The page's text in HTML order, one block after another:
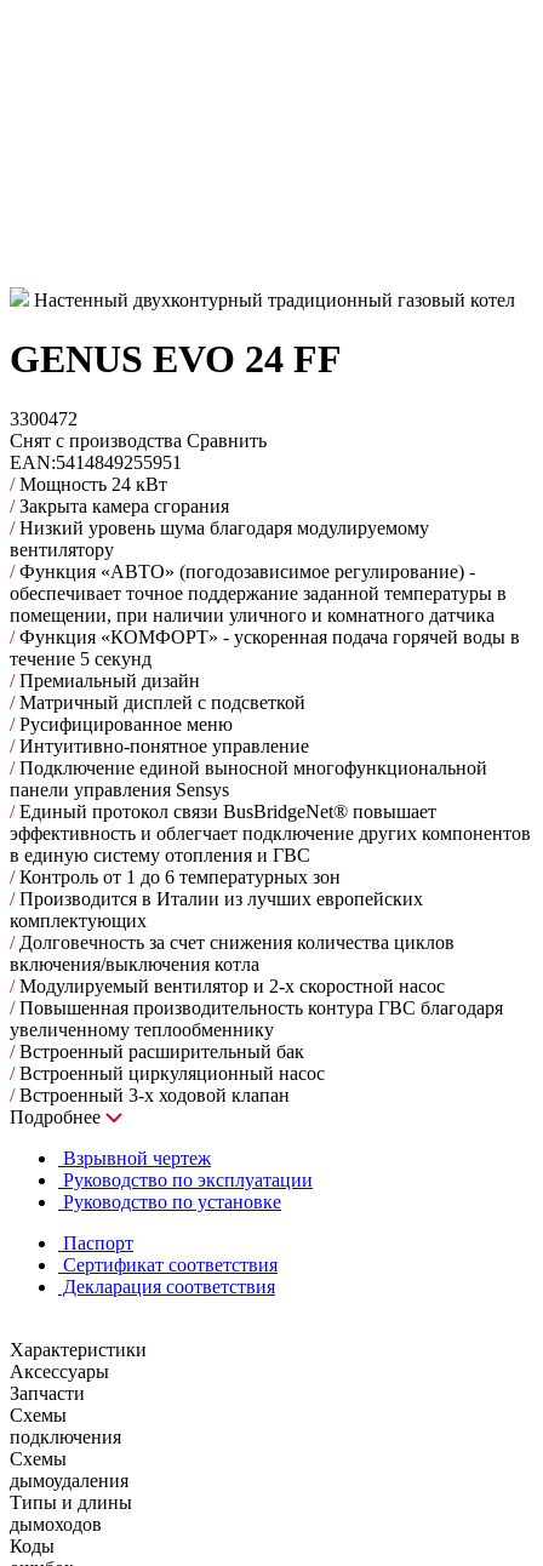
Настенный двухконтурный традиционный газовый котел
GENUS EVO 24 FF
3300472
Снят с производства Сравнить
EAN:5414849255951
/Мощность 24 кВт
/Закрыта камера сгорания
/Низкий уровень шума благодаря модулируемому
вентилятору
/Функция «АВТО» (погодозависимое регулирование) -
обеспечивает точное поддержание заданной температуры в
помещении, при наличии уличного и комнатного датчика
/Функция «КОМФОРТ» - ускоренная подача горячей воды в
течение 5 секунд
/Премиальный дизайн
/Матричный дисплей с подсветкой
/Русифицированное меню
/Интуитивно-понятное управление
/Подключение единой выносной многофункциональной
панели управления Sensys
/Единый протокол связи BusBridgeNet® повышает
эффективность и облегчает подключение других компонентов
в единую систему отопления и ГВС
/Контроль от 1 до 6 температурных зон
/Производится в Италии из лучших европейских
комплектующих
/Долговечность за счет снижения количества циклов
включения/выключения котла
/Модулируемый вентилятор и 2-х скоростной насос
/Повышенная производительность контура ГВС благодаря
увеличенному теплообменнику
/Встроенный расширительный бак
/Встроенный циркуляционный насос
/Встроенный 3-х ходовой клапан
Подробнее
Взрывной чертеж
Руководство по эксплуатации
Руководство по установке
Паспорт
Сертификат соответствия
Декларация соответствия
Характеристики
Аксессуары
Запчасти
Схемы
подключения
Схемы
дымоудаления
Типы и длины
дымоходов
Коды